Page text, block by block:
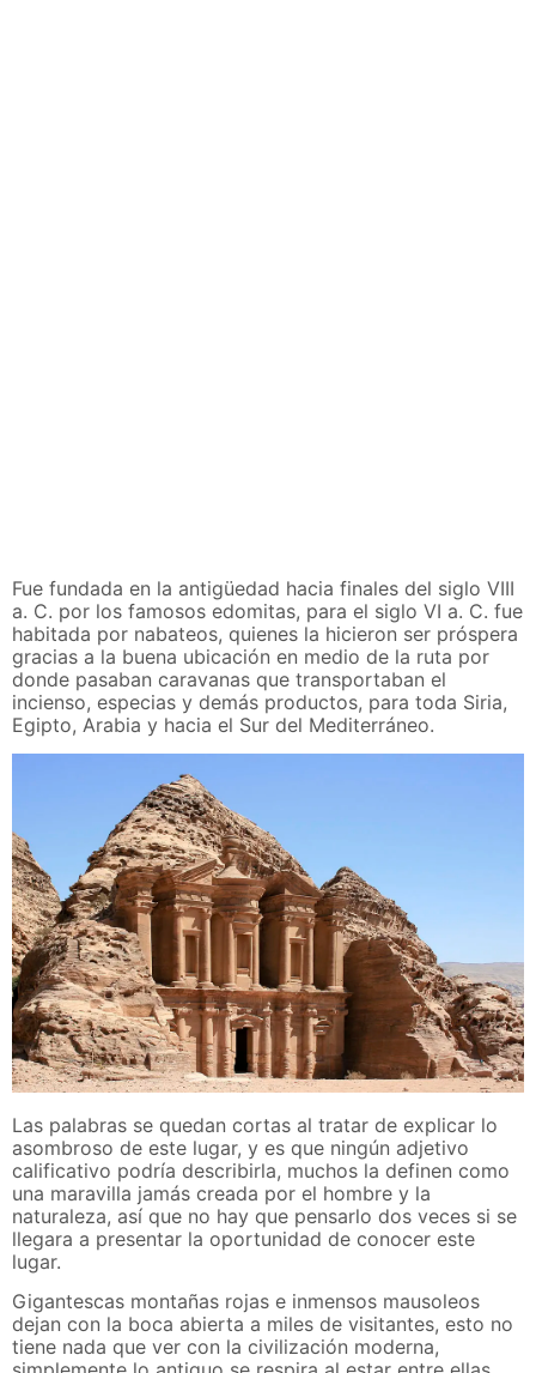
Fue fundada en la antigüedad hacia finales del siglo VIII
a. C. por los famosos edomitas, para el siglo VI a. C. fue
habitada por nabateos, quienes la hicieron ser próspera
gracias a la buena ubicación en medio de la ruta por
donde pasaban caravanas que transportaban el
incienso, especias y demás productos, para toda Siria,
Egipto, Arabia y hacia el Sur del Mediterráneo.
Las palabras se quedan cortas al tratar de explicar lo
asombroso de este lugar, y es que ningún adjetivo
calificativo podría describirla, muchos la definen como
una maravilla jamás creada por el hombre y la
naturaleza, así que no hay que pensarlo dos veces si se
llegara a presentar la oportunidad de conocer este
lugar.
Gigantescas montañas rojas e inmensos mausoleos
dejan con la boca abierta a miles de visitantes, esto no
tiene nada que ver con la civilización moderna,